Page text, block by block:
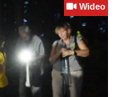
Wideo